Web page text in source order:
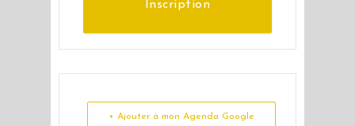
Inscription
+ Ajouter à mon Agenda Google